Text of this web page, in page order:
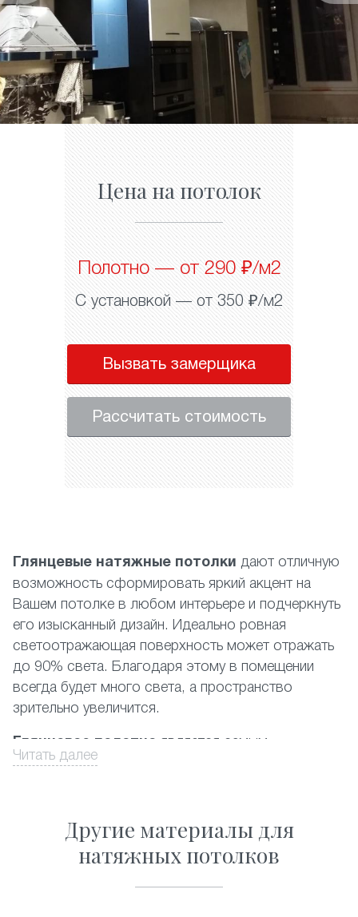
Цена на потолок
Полотно — от 290 ₽/м2
С установкой — от 350 ₽/м2
Вызвать замерщика
Рассчитать стоимость
Глянцевые натяжные потолки дают отличную
возможность сформировать яркий акцент на
Вашем потолке в любом интерьере и подчеркнуть
его изысканный дизайн. Идеально ровная
светоотражающая поверхность может отражать
до 90% света. Благодаря этому в помещении
всегда будет много света, а пространство
зрительно увеличится.
Глянцевое полотно является самым
популярным среди фактур, представленных на
светлые цвета. Производится глянцевый
качества. Данный материал полностью
соответствует существующим экологическим
Читать далее
Другие материалы для
натяжных потолков